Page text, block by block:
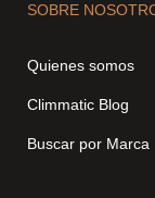
SOBRE
Quienes somos
Climmatic Blog
Buscar por Marca